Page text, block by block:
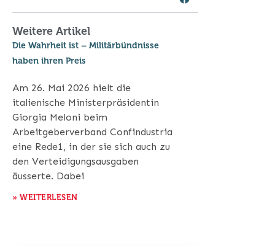
Weitere Artikel
Die Wahrheit ist – Militärbündnisse
haben ihren Preis
Am 26. Mai 2026 hielt die
italienische Ministerpräsidentin
Giorgia Meloni beim
Arbeitgeberverband Confindustria
eine Rede1, in der sie sich auch zu
den Verteidigungsausgaben
äusserte. Dabei
» WEITERLESEN